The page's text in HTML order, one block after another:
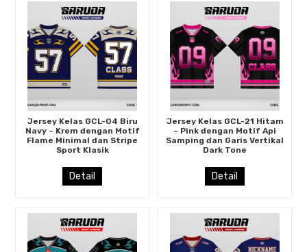
Jersey Kelas GCL-04 Biru
Navy – Krem dengan Motif
Flame Minimal dan Stripe
Sport Klasik
Detail
Jersey Kelas GCL-21 Hitam
– Pink dengan Motif Api
Samping dan Garis Vertikal
Dark Tone
Detail